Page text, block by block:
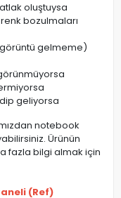
oluştuysa
bozulmaları
gelmeme)
geliyorsa
notebook
Ürünün
fazla bilgi almak için
(Ref)